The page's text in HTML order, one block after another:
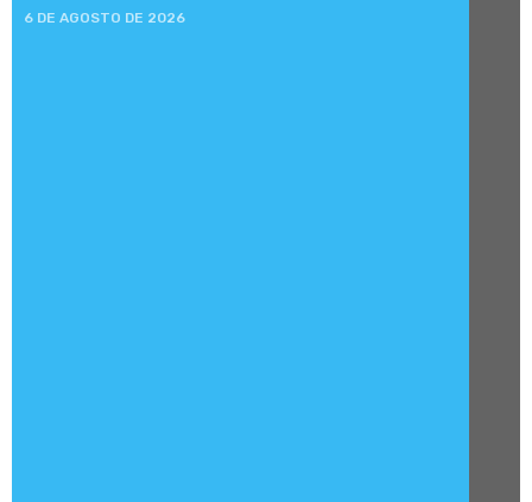
6 DE AGOSTO DE 2026